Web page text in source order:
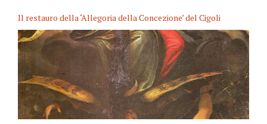
Il restauro della ‘Allegoria della Concezione’ del Cigoli